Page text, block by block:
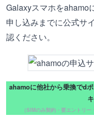
Galaxyスマホをahamo
申し込みまでに公式サ
認ください。
ahamoに他社から乗換でd
（SIMのみ契約・要エントリ